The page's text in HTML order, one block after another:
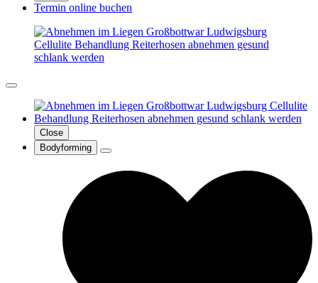
Termin online buchen
Close
Bodyforming